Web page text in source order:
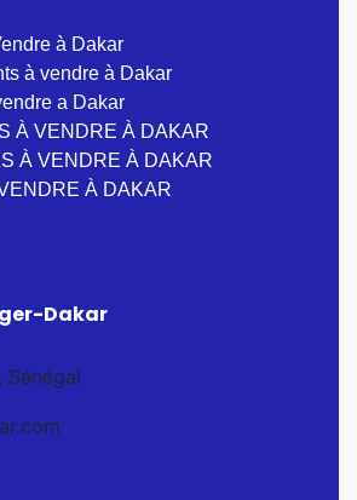
à Dakar
à vendre à Dakar
a Dakar
À VENDRE À DAKAR
À VENDRE À DAKAR
À DAKAR
Dakar
Sénégal